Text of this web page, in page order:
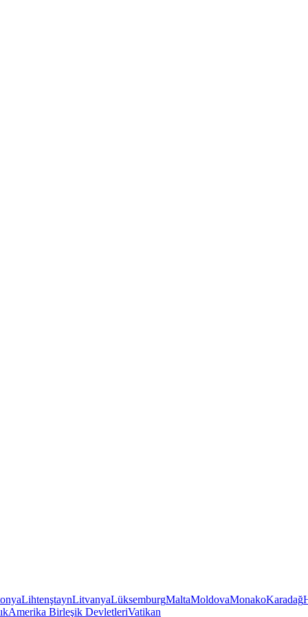
LihtenştaynLitvanyaLüksemburgMaltaMoldovaMonakoKaradağ
Amerika Birleşik DevletleriVatikan